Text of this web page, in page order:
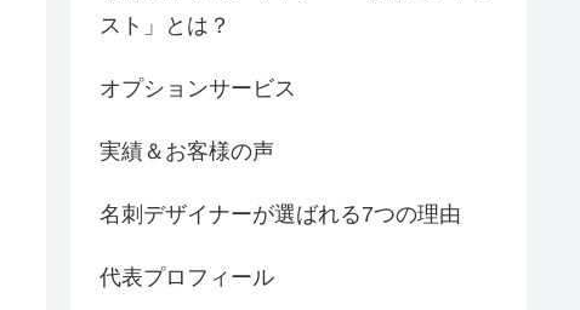
スト」とは？
オプションサービス
実績＆お客様の声
名刺デザイナーが選ばれる7つの理由
代表プロフィール